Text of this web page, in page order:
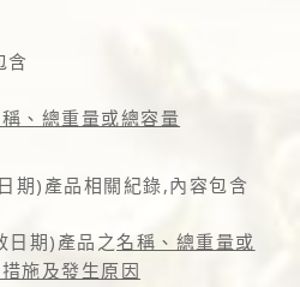
含
、總重量或總容量
期)產品相關紀錄,內容包含
日期)產品之名稱、總重量或
施及發生原因